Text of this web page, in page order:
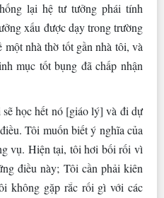
lại hệ tư tưởng phái tính
xấu được dạy trong trường
nhà thờ tốt gần nhà tôi, và
mục tốt bụng đã chấp nhận
học hết nó [giáo lý] và đi dự
Tôi muốn biết ý nghĩa của
vụ. Hiện tại, tôi hơi bối rối vì
điều này; Tôi cần phải kiên
không gặp rắc rối gì với các